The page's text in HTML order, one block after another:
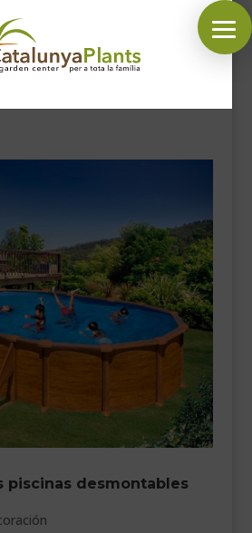
SÍGUENOS EN:
piscinas desmontables